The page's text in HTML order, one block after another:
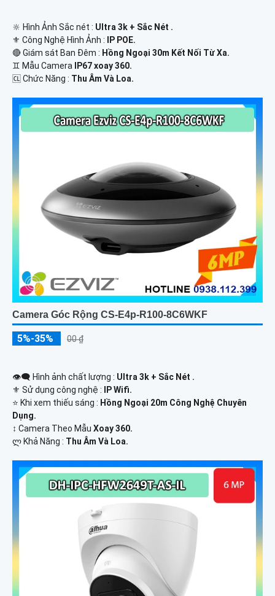
🔆 Hình Ảnh Sắc nét : Ultra 3k + Sắc Nét .
⚜️ Công Nghệ Hình Ảnh :
IP POE.
🔴 Giám sát Ban Đêm : Hồng Ngoại 30m Kết Nối Từ Xa.
♊ Mẫu Camera
IP67 xoay 360.
️🆑 Chức Năng : Thu Âm Và Loa.
Camera Góc Rộng CS-E4p-R100-8C6WKF
5%-35% 00 ₫
👁️‍🗨 Hình ảnh chất lượng : Ultra 3k + Sắc Nét .
⚜️ Sử dụng công nghệ : IP Wifi.
⭐ Khi xem thiếu sáng : Hồng Ngoại 20m Công Nghệ Chuyên
Dụng.
↕️ Camera Theo Mẫu Xoay 360.
️ლ Khả Năng : Thu Âm Và Loa.